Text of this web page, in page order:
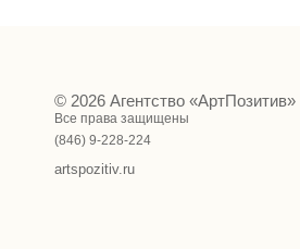
© 2026 Агентство «АртПозитив»
Все права защищены
(846) 9-228-224
artspozitiv.ru